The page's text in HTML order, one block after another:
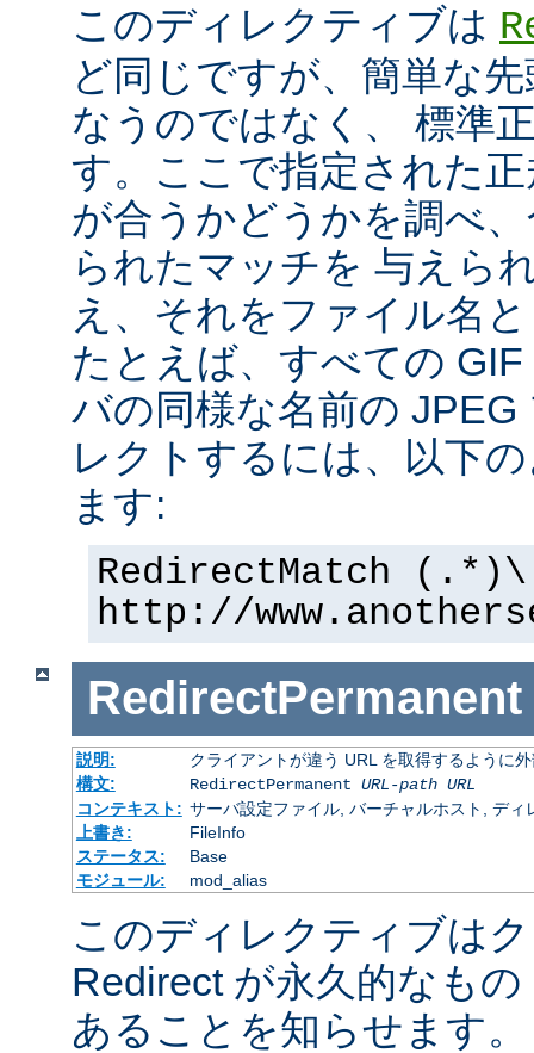
このディレクティブは
ど同じですが、簡単な
なうのではなく、 標準
す。ここで指定された
が合うかどうかを調べ
られたマッチを 与えら
え、それをファイル名
たとえば、すべての
バの同様な名前の
レクトするには、以下
ます:
RedirectMatch
http://
RedirectPermanent
説明:
クライアントが違う URL を取得するように
構文:
RedirectPermanent URL-path URL
コンテキスト: サーバ設定ファイル, バーチャルホスト, ディ
上書き:
FileInfo
ステータス:
Base
モジュール:
mod_alias
このディレクティブは
Redirect が永久的なも
あることを知らせます